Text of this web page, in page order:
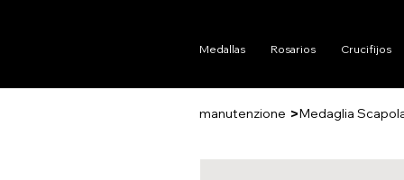
manutenzione >Medaglia
Medallas Rosarios Crucifijos